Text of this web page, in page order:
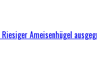
Riesiger Ameisenhügel